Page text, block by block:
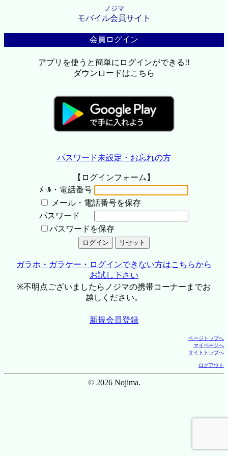
ノジマ
モバイル会員サイト
会員ログイン
アプリを使うと簡単にログインができる!!
ダウンロードはこちら
パスワード未設定・お忘れの方
【ログインフォーム】
ﾒｰﾙ・電話番号
メール・電話番号を保存
パスワード
パスワードを保存
ガラホ・ガラケー・ログインできない方はこちらから
お試し下さい
※不明点ございましたらノジマの携帯コーナーまでお
越しください。
新規会員登録
ページトップへ
マイページへ
サイトトップへ
ログアウト
© 2026 Nojima.